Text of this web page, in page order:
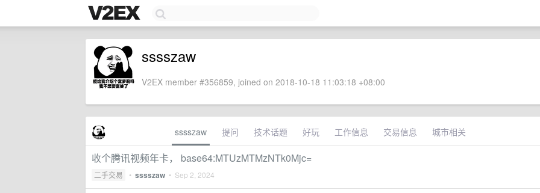
sssszaw
V2EX member #356859, joined on 2018-10-18 11:03:18 +08:00
sssszaw 提问 技术话题 好玩 工作信息 交易信息 城市相关
收个腾讯视频年卡， base64:MTUzMTMzNTk0Mjc=
二手交易 • sssszaw • Sep 2, 2024